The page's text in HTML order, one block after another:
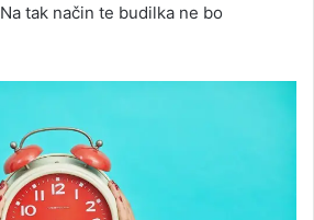
tak način te budilka ne bo